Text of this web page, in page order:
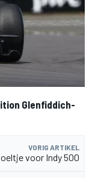
Glenfiddich-
VORIG ARTIKEL
voor Indy 500